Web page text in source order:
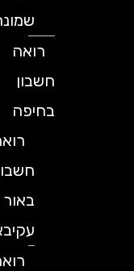
שמונה
רואה
חשבון
בחיפה
רואה
חשבון
באור
עקיבא
רואה